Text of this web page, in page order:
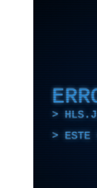
ESTE